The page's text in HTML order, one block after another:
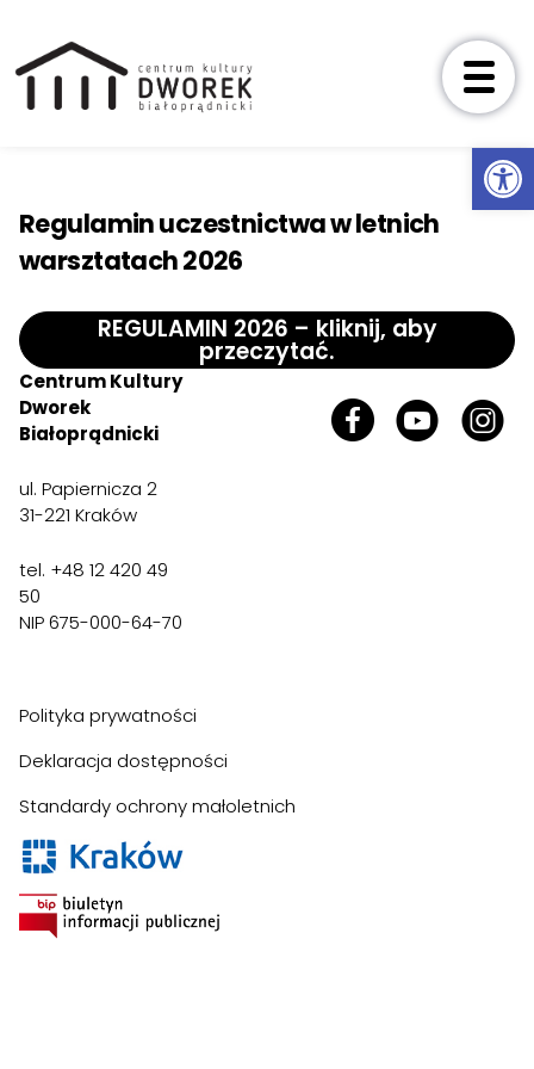
Aktualności
Wystawy
O nas
Historia
Projekty
Kluby
Usługi
Wynajem
Kontakt
Regulamin uczestnictwa w letnich
warsztatach 2026
REGULAMIN 2026 – kliknij, aby
przeczytać.
Centrum Kultury
Dworek
Białoprądnicki
ul. Papiernicza 2
31-221 Kraków
tel. +48 12 420 49
50
NIP 675-000-64-70
Polityka prywatności
Deklaracja dostępności
Standardy ochrony małoletnich